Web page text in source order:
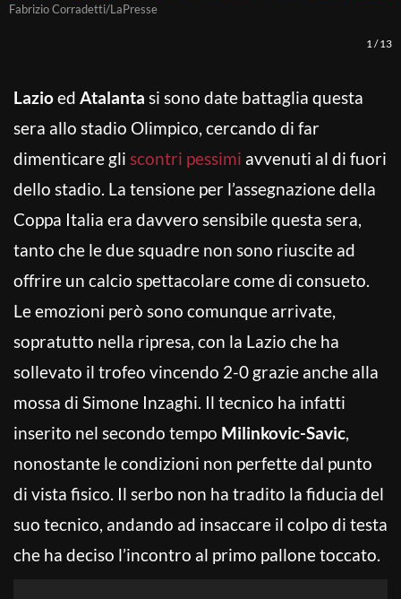
Fabrizio Corradetti/LaPresse
1 /13
Lazioed Atalanta si sono date battaglia questa
sera allo stadio Olimpico, cercando di far
dimenticare gli scontri pessimi avvenuti al di fuori
dello stadio. La tensione per l’assegnazione della
Coppa Italia era davvero sensibile questa sera,
tanto che le due squadre non sono riuscite ad
offrire un calcio spettacolare come di consueto.
Le emozioni però sono comunque arrivate,
sopratutto nella ripresa, con la Lazio che ha
sollevato il trofeo vincendo 2-0 grazie anche alla
mossa di Simone Inzaghi. Il tecnico ha infatti
inserito nel secondo tempo Milinkovic-Savic,
nonostante le condizioni non perfette dal punto
di vista fisico. Il serbo non ha tradito la fiducia del
suo tecnico, andando ad insaccare il colpo di testa
che ha deciso l’incontro al primo pallone toccato.